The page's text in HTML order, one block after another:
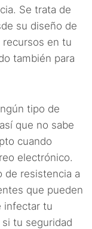
Se trata de
su diseño de
en tu
también para
tipo de
que no sabe
cuando
electrónico.
de resistencia a
que pueden
infectar tu
tu seguridad